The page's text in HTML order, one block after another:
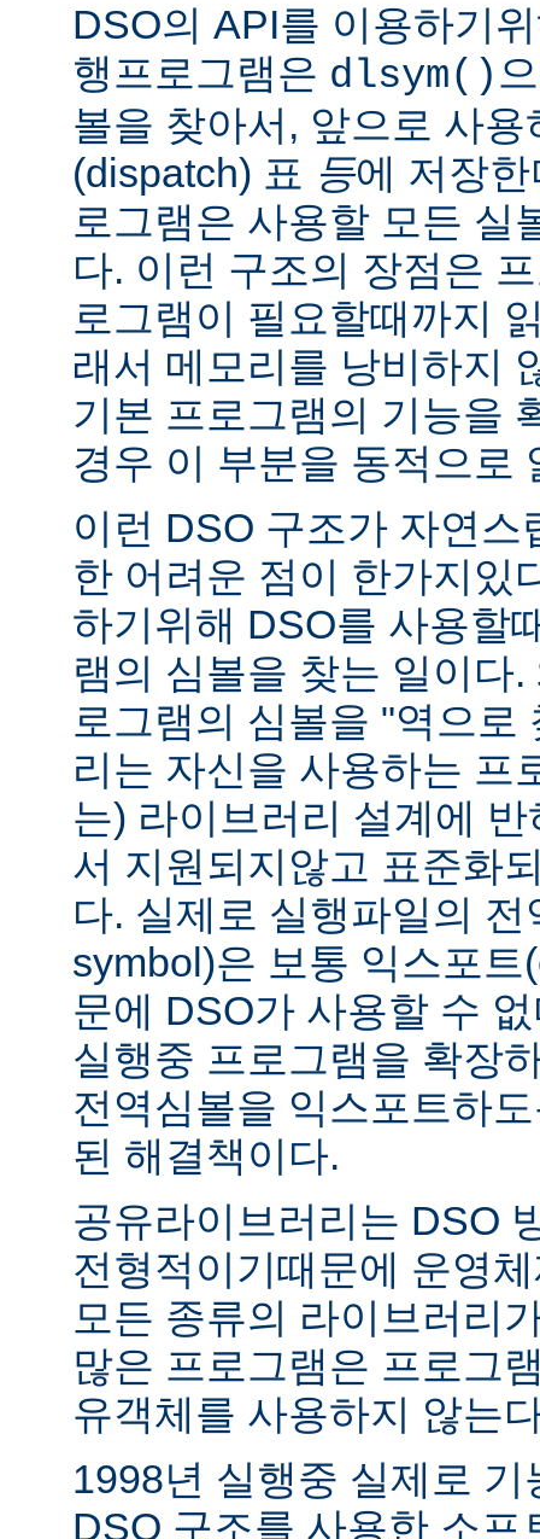
DSO의 API를 이용하기
행프로그램은 dlsym()
볼을 찾아서, 앞으로 사
(dispatch) 표 등에 저장
로그램은 사용할 모든 실
다. 이런 구조의 장점은
로그램이 필요할때까지
래서 메모리를 낭비하지
기본 프로그램의 기능을
경우 이 부분을 동적으로
이런 DSO 구조가 자연
한 어려운 점이 한가지있
하기위해 DSO를 사용할
램의 심볼을 찾는 일이다
로그램의 심볼을 "역으로
리는 자신을 사용하는 프
는) 라이브러리 설계에
서 지원되지않고 표준화
다. 실제로 실행파일의
symbol)은 보통 익스포
문에 DSO가 사용할 수
실행중 프로그램을 확장
전역심볼을 익스포트하
된 해결책이다.
공유라이브러리는 DSO
전형적이기때문에 운영
모든 종류의 라이브러리
많은 프로그램은 프로그
유객체를 사용하지 않는
1998년 실행중 실제로
DSO 구조를 사용한 소